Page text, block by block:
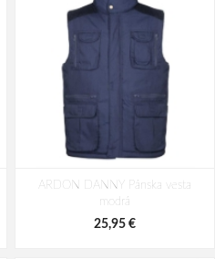
ARDON DANNY Pánska vesta
modrá
25,95 €